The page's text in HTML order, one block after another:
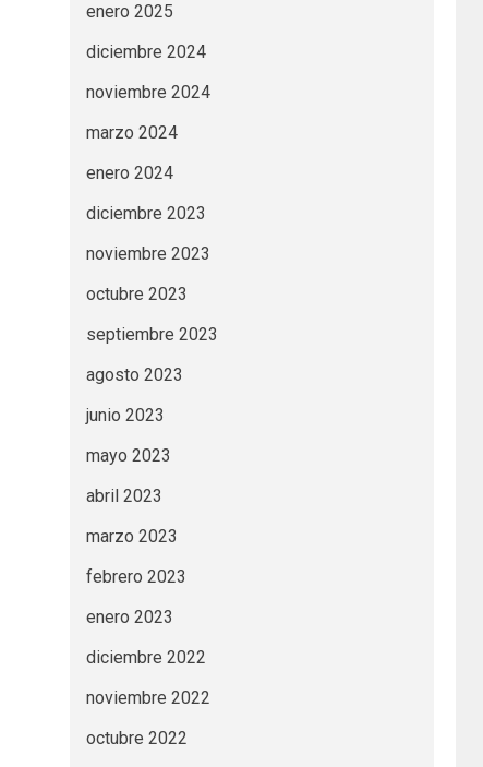
enero 2025
diciembre 2024
noviembre 2024
marzo 2024
enero 2024
diciembre 2023
noviembre 2023
octubre 2023
septiembre 2023
agosto 2023
junio 2023
mayo 2023
abril 2023
marzo 2023
febrero 2023
enero 2023
diciembre 2022
noviembre 2022
octubre 2022